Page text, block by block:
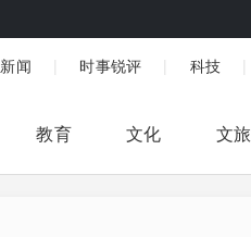
新闻 时事锐评 科技
教育 文化 文旅